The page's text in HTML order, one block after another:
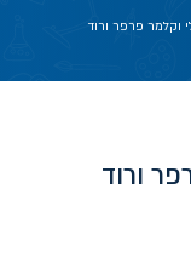
וקלמר פרפר ורוד
ורוד